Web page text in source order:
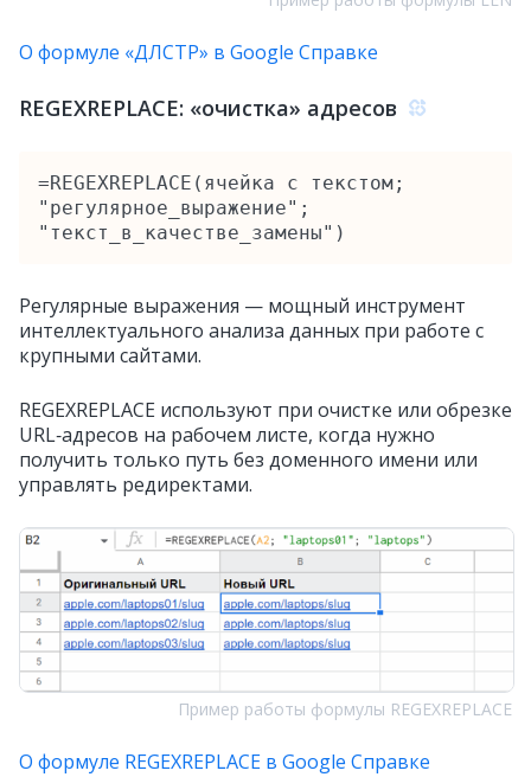
О формуле «ДЛСТР» в Google Справке
REGEXREPLACE: «очистка» адресов
=REGEXREPLACE(ячейка с текстом;
"регулярное_выражение";
"текст_в_качестве_замены")
Регулярные выражения — мощный инструмент
интеллектуального анализа данных при работе с
крупными сайтами.
REGEXREPLACE используют при очистке или обрезке
URL‑адресов на рабочем листе, когда нужно
получить только путь без доменного имени или
управлять редиректами.
Пример работы формулы REGEXREPLACE
О формуле REGEXREPLACE в Google Справке